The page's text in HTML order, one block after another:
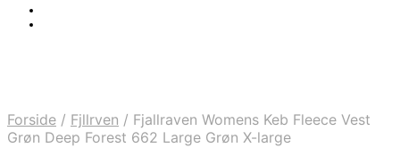
Forside / Fjllrven / Fjallraven Womens Keb Fleece Vest
Grøn Deep Forest 662 Large Grøn X-large